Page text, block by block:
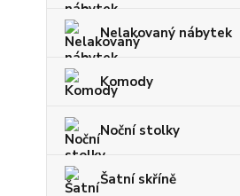
Nelakovaný nábytek
Komody
Noční stolky
Šatní skříně